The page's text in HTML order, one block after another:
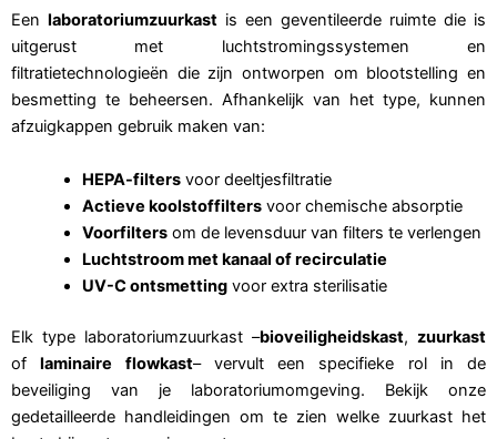
Een laboratoriumzuurkast is een geventileerde ruimte die is
uitgerust met luchtstromingssystemen en
filtratietechnologieën die zijn ontworpen om blootstelling en
besmetting te beheersen. Afhankelijk van het type, kunnen
afzuigkappen gebruik maken van:
HEPA-filtersvoor deeltjesfiltratie
Actieve koolstoffiltersvoor chemische absorptie
Voorfiltersom de levensduur van filters te verlengen
Luchtstroom met kanaal of recirculatie
UV-C ontsmettingvoor extra sterilisatie
Elk type laboratoriumzuurkast –bioveiligheidskast, zuurkast
oflaminaire flowkast– vervult een specifieke rol in de
beveiliging van je laboratoriumomgeving. Bekijk onze
gedetailleerde handleidingen om te zien welke zuurkast het